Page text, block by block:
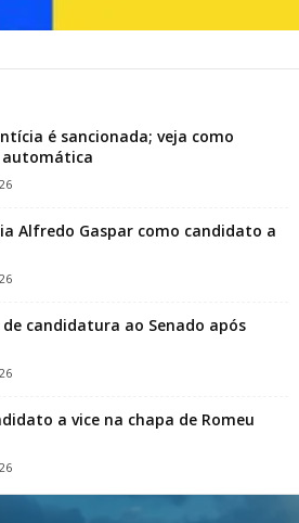
é sancionada; veja como
automática
Alfredo Gaspar como candidato a
candidatura ao Senado após
a vice na chapa de Romeu